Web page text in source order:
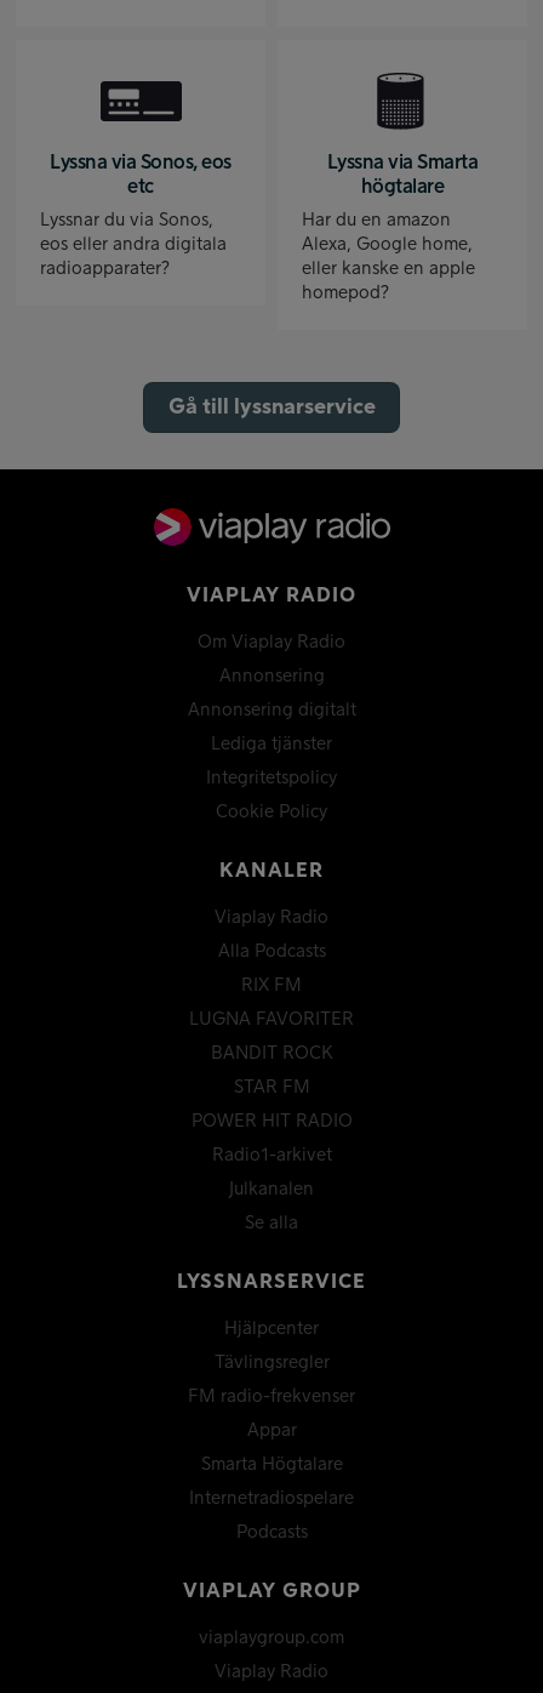
Lyssna via Sonos, eos
etc
Lyssnar du via Sonos,
eos eller andra digitala
radioapparater?
Lyssna via Smarta
högtalare
Har du en amazon
Alexa, Google home,
eller kanske en apple
homepod?
Gå till lyssnarservice
VIAPLAY RADIO
Om Viaplay Radio
Annonsering
Annonsering digitalt
Lediga tjänster
Integritetspolicy
Cookie Policy
KANALER
Viaplay Radio
Alla Podcasts
RIX FM
LUGNA FAVORITER
BANDIT ROCK
STAR FM
POWER HIT RADIO
Radio1-arkivet
Julkanalen
Se alla
LYSSNARSERVICE
Hjälpcenter
Tävlingsregler
FM radio-frekvenser
Appar
Smarta Högtalare
Internetradiospelare
Podcasts
VIAPLAY GROUP
viaplaygroup.com
Viaplay Radio